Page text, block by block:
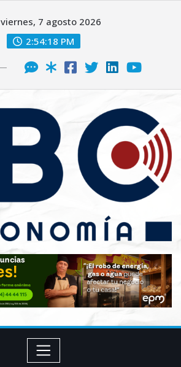
viernes, 7 agosto 2026
2:54:19 PM